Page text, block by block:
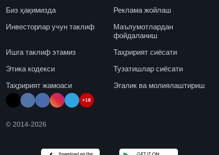
Биз ҳақимизда
Реклама жойлаш
Инвесторлар учун таклиф
Маълумотлардан
фойдаланиш
Ишга таклиф этамиз
Таҳририят сиёсати
Этика кодекси
Тузатишлар сиёсати
Таҳририят жамоаси
Эгалик ва молиялаштириш
+18
© 2014-2026